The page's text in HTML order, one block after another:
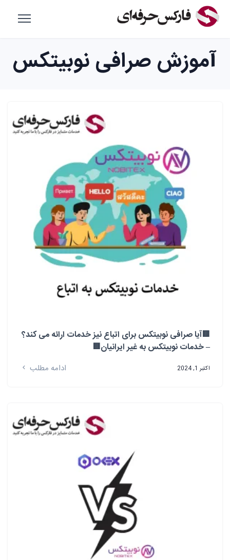
آموزش صرافی نوبیتکس
🟥آیا صرافی نوبیتکس برای اتباع نیز خدمات ارائه می کند؟
– خدمات نوبیتکس به غیر ایرانیان🟥
اکتبر 1, 2024 ادامه مطلب